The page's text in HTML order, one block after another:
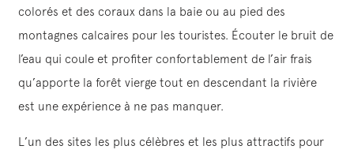
colorés et des coraux dans la baie ou au pied des
montagnes calcaires pour les touristes. Écouter le bruit de
l’eau qui coule et profiter confortablement de l’air frais
qu’apporte la forêt vierge tout en descendant la rivière
est une expérience à ne pas manquer.
L’un des sites les plus célèbres et les plus attractifs pour